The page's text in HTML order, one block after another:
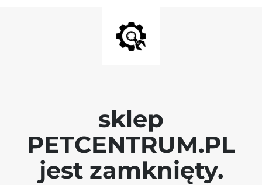
sklep
PETCENTRUM.PL
jest zamknięty.